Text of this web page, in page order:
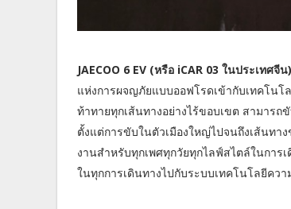
JAECOO 6 EV (หรือ iCAR 03 ในประเทศ
แห่งการผจญภัยแบบออฟโรดเข้ากับเทคโน
ท้าทายทุกเส้นทางอย่างไร้ขอบเขต สามาร
ตั้งแต่การขับในตัวเมืองใหญ่ไปจนถึงเส้นท
งานสำหรับทุกเพศทุกวัยทุกไลฟ์สไตล์ในการ
ในทุกการเดินทางไปกับระบบเทคโนโลยีควา